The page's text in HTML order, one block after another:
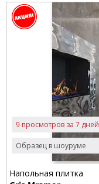
Образец в шоуруме
9 просмотров за 7 дней
Напольная плитка